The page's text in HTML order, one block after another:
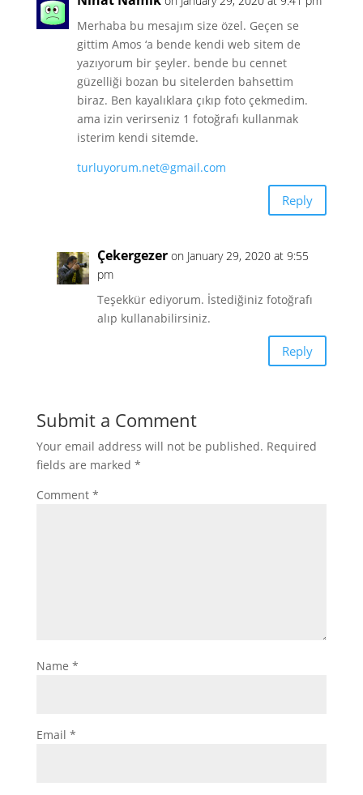
Merhaba bu mesajım size özel. Geçen se
gittim Amos ‘a bende kendi web sitem de
yazıyorum bir şeyler. bende bu cennet
güzelliği bozan bu sitelerden bahsettim
biraz. Ben kayalıklara çıkıp foto çekmedim.
ama izin verirseniz 1 fotoğrafı kullanmak
isterim kendi sitemde.
turluyorum.net@gmail.com
Reply
Çekergezer on January 29, 2020 at 9:55
pm
Teşekkür ediyorum. İstediğiniz fotoğrafı
alıp kullanabilirsiniz.
Reply
Submit a Comment
Your email address will not be published. Required
fields are marked *
Comment *
Name *
Email *